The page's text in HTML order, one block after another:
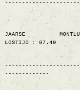
-------------
JAARSE
LOSTIJD : 07.40
-------------